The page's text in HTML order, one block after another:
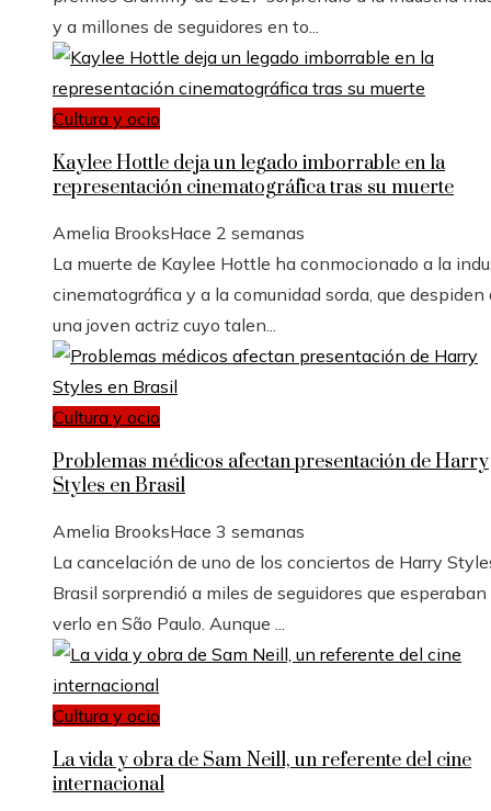
y a millones de seguidores en to...
Cultura y ocio
Kaylee Hottle deja un legado imborrable en la
representación cinematográfica tras su muerte
Amelia BrooksHace 2 semanas
La muerte de Kaylee Hottle ha conmocionado a la
cinematográfica y a la comunidad sorda, que despiden
una joven actriz cuyo talen...
Cultura y ocio
Problemas médicos afectan presentación de Harry
Styles en Brasil
Amelia BrooksHace 3 semanas
La cancelación de uno de los conciertos de Harry
Brasil sorprendió a miles de seguidores que esperaban
verlo en São Paulo. Aunque ...
Cultura y ocio
La vida y obra de Sam Neill, un referente del cine
internacional